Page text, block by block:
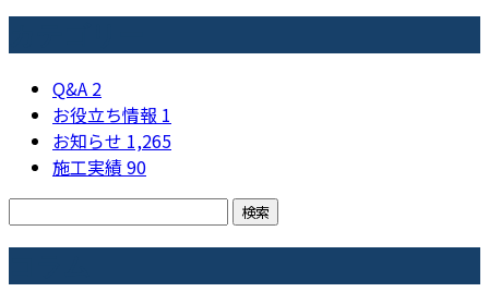
Q&A 2
お役立ち情報 1
お知らせ 1,265
施工実績90